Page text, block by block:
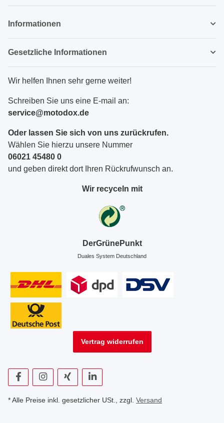
Informationen
Gesetzliche Informationen
Wir helfen Ihnen sehr gerne weiter!
Schreiben Sie uns eine E-mail an:
service@motodox.de
Oder lassen Sie sich von uns zurückrufen.
Wählen Sie hierzu unsere Nummer
06021 45480 0
und geben direkt dort Ihren Rückrufwunsch an.
Wir recyceln mit
DerGrünePunkt
Duales System Deutschland
Vertrag widerrufen
* Alle Preise inkl. gesetzlicher USt., zzgl. Versand